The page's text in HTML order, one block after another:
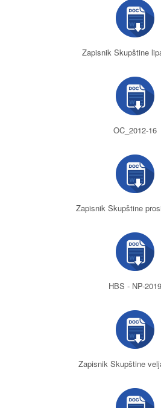
Zapisnik Skupštine
OC_2012-16
Zapisnik Skupštine
HBS - NP-2019
Zapisnik Skupštine